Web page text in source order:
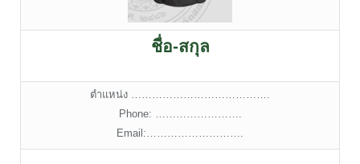
ชื่อ-สกุล
ตำแหน่ง ………………………………….
Phone: …………………….
Email:……………………….